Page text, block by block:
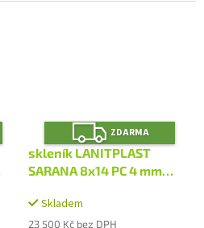
Z
D
A
R
M
A
ZDARMA
skleník LANITPLAST
SARANA 8x14 PC 4 mm
Skladem
23 500 Kč bez DPH